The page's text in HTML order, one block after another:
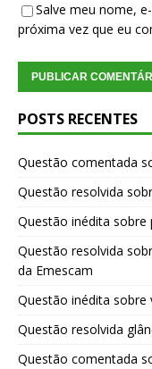
Salve meu nome,
próxima vez que eu
POSTS RECENTES
Questão comentada
Questão resolvida
Questão inédita
Questão resolvida
da Emescam
Questão inédita sobre
Questão resolvida
Questão comentada